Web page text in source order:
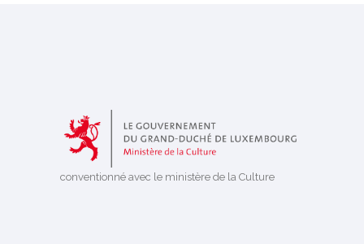
conventionné avec le ministère de la Culture